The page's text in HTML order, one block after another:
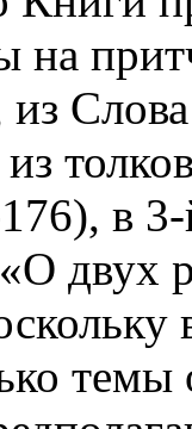
на
из
в
двух